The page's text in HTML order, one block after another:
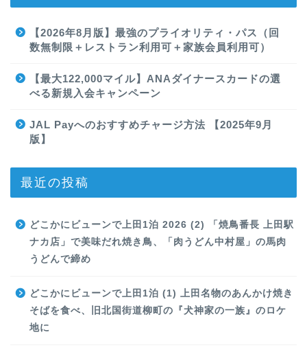
【2026年8月版】最強のプライオリティ・パス（回
数無制限＋レストラン利用可＋家族会員利用可）
【最大122,000マイル】ANAダイナースカードの選
べる新規入会キャンペーン
JAL Payへのおすすめチャージ方法 【2025年9月
版】
最近の投稿
どこかにビューンで上田1泊 2026 (2) 「焼鳥番長 上田駅
ナカ店」で美味だれ焼き鳥、「肉うどん中村屋」の馬肉
うどんで締め
どこかにビューンで上田1泊 (1) 上田名物のあんかけ焼き
そばを食べ、旧北国街道柳町の『犬神家の一族』のロケ
地に